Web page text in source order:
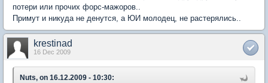
потери или прочих форс-мажоров..
Примут и никуда не денутся, а ЮИ молодец, не растерялись..
krestinad
16 Dec 2009
Nuts, on 16.12.2009 - 10:30: